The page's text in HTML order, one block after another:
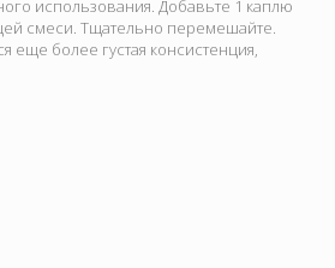
использования. Добавьте 1 каплю
смеси. Тщательно перемешайте.
еще более густая консистенция,